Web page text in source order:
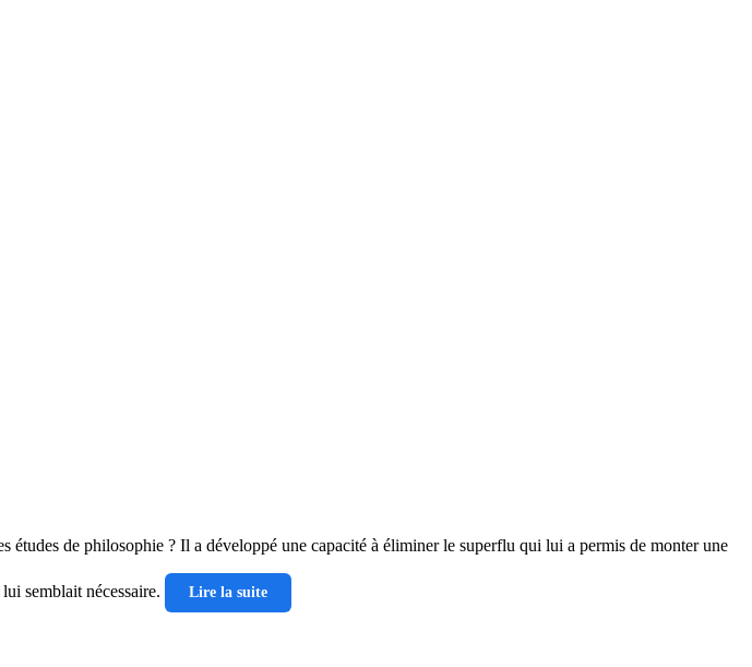
de philosophie ? Il a développé une capacité à éliminer le superflu qui lui a permis de monter une
semblait nécessaire. Lire la suite